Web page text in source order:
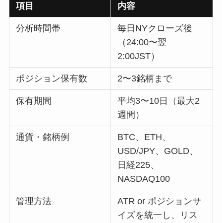
項目 内容
分析時間帯
毎日NYクローズ後
（24:00〜翌
2:00JST）
ポジション保有数 2〜3銘柄まで
保有期間
平均3〜10日（最大2
週間）
通貨・銘柄例
BTC、ETH、
USD/JPY、GOLD、
日経225、
NASDAQ100
管理方法
ATR or ポジションサ
イズを統一し、リス